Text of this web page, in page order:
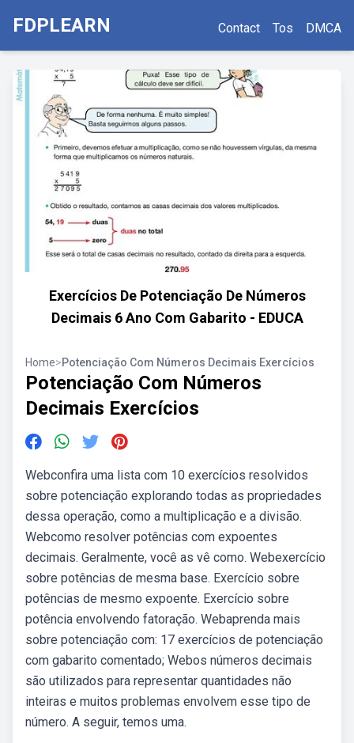
FDPLEARN Contact Tos DMCA
Exercícios De Potenciação De Números
Decimais 6 Ano Com Gabarito - EDUCA
Home>Potenciação Com Números Decimais Exercícios
Potenciação Com Números
Decimais Exercícios
Webconfira uma lista com 10 exercícios resolvidos
sobre potenciação explorando todas as propriedades
dessa operação, como a multiplicação e a divisão.
Webcomo resolver potências com expoentes
decimais. Geralmente, você as vê como. Webexercício
sobre potências de mesma base. Exercício sobre
potências de mesmo expoente. Exercício sobre
potência envolvendo fatoração. Webaprenda mais
sobre potenciação com: 17 exercícios de potenciação
com gabarito comentado; Webos números decimais
são utilizados para representar quantidades não
inteiras e muitos problemas envolvem esse tipo de
número. A seguir, temos uma.